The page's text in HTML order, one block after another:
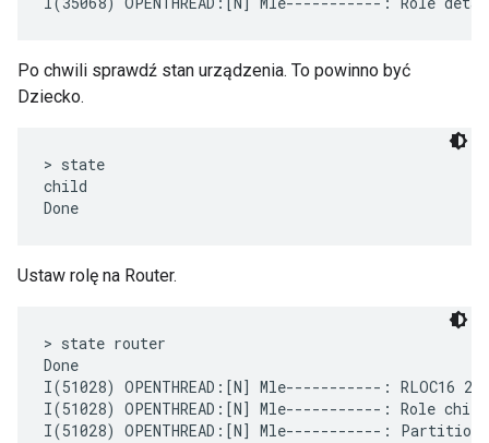
Po chwili sprawdź stan urządzenia. To powinno być
Dziecko.
> state
child
Ustaw rolę na Router.
> state router
Done
I(51028) OPENTHREAD:[N] Mle-----------: RLOC16
I(51028) OPENTHREAD:[N] Mle-----------: Role
I(51028) OPENTHREAD:[N] Mle-----------: Partition